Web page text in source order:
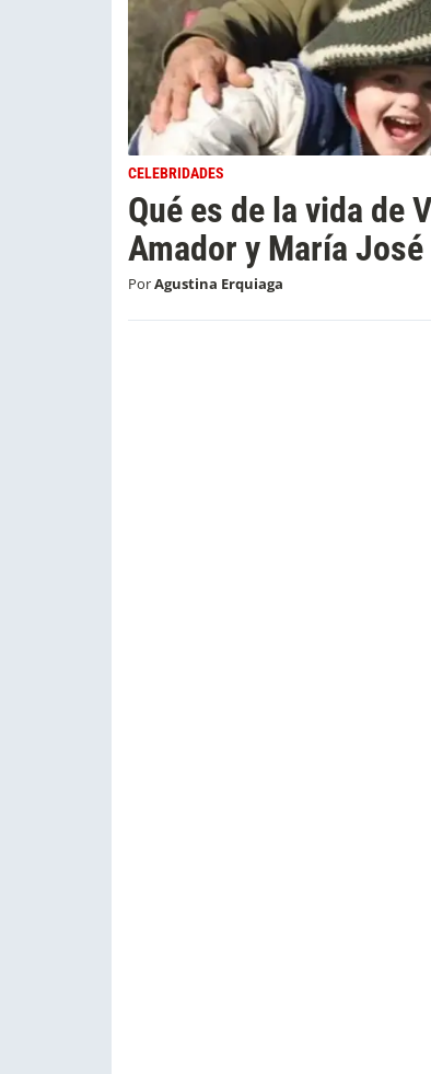
CELEBRIDADES
Qué es de la vida de
Amador y María
PorAgustina Erquiaga